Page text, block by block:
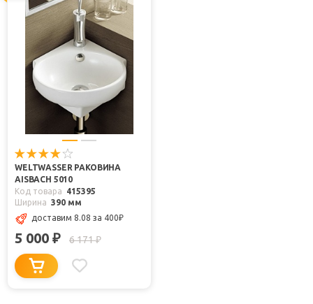
WELTWASSER РАКОВИНА
AISBACH 5010
Код товара
415395
Ширина 390 мм
доставим 8.08 за 400₽
5 000 ₽ 6 171₽